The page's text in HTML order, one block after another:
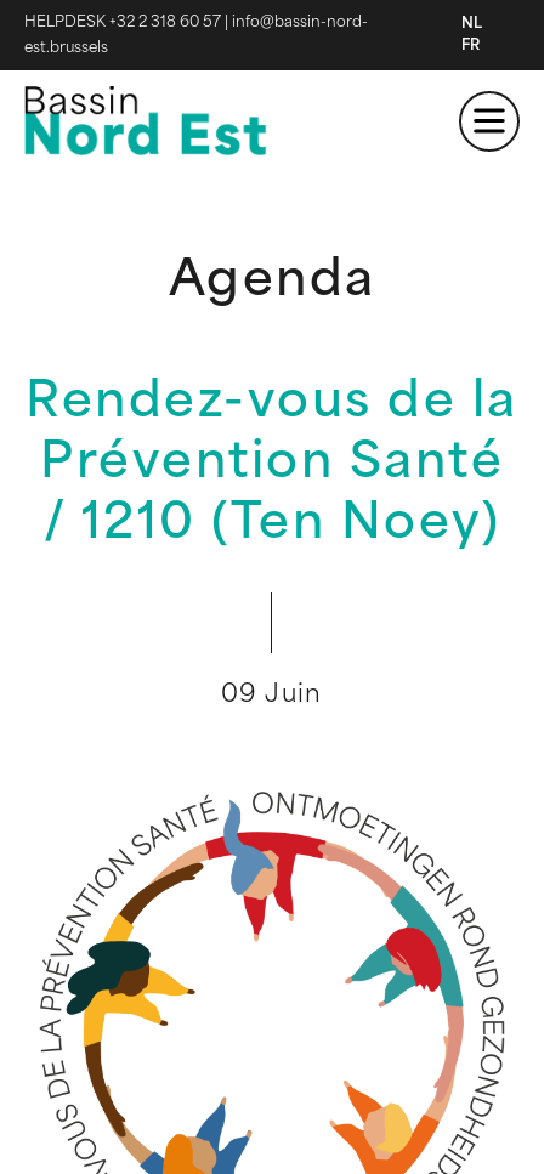
HELPDESK +32 2 318 60 57
info@bassin-nord-
est.brussels
NL
FR
Agenda
Rendez-vous de la
Prévention Santé
/ 1210 (Ten Noey)
09 Juin